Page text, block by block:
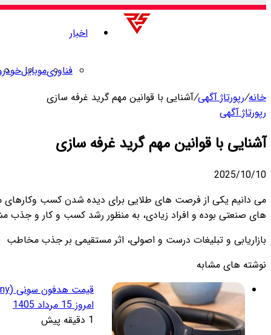
اخبار
فناوریموبایل
خانه/رپورتاژ آگهی/آشنایی با قوانین مهم گرید غرفه سازی
رپورتاژ آگهی
آشنایی با قوانین مهم گرید غرفه سازی
2025/10/10
می دانیم یکی از فرصت های طلایی برای دیده شدن کسب وکارهای
های صنعتی بوده و افراد زیادی، به منظور رشد کسب و کار و جذب
بازاریابی و تبلیغات درست و اصولی، اثر مستقیمی بر جذب
نوشته های مشابه
امروز 15 مرداد 1405
1 دقیقه پیش